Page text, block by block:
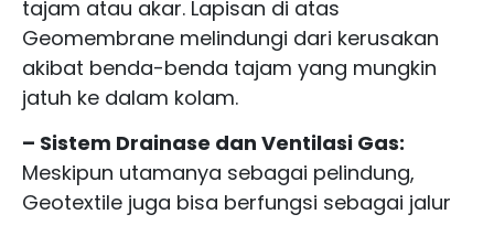
tajam atau akar. Lapisan di atas
Geomembrane melindungi dari kerusakan
akibat benda-benda tajam yang mungkin
jatuh ke dalam kolam.
– Sistem Drainase dan Ventilasi Gas:
Meskipun utamanya sebagai pelindung,
Geotextile juga bisa berfungsi sebagai jalur